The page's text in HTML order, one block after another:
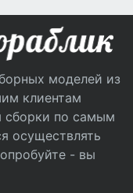
моделей из
клиентам
сборки по самым
осуществлять
- вы